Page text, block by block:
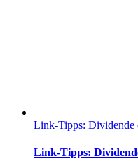
Link-Tipps: Dividende
Link-Tipps: